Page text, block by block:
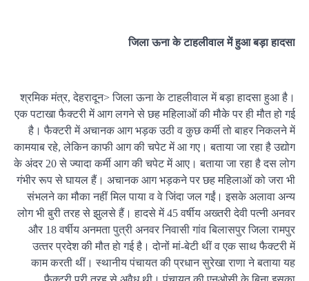
जिला ऊना के टाहलीवाल में हुआ बड़ा हादसा
श्रमिक मंत्र, देहरादून> जिला ऊना के टाहलीवाल में बड़ा हादसा हुआ है।
एक पटाखा फैक्‍टरी में आग लगने से छह महिलाओं की मौके पर ही मौत हो गई
है। फैक्‍टरी में अचानक आग भड़क उठी व कुछ कर्मी तो बाहर निकलने में
कामयाब रहे, लेकिन काफी आग की चपेट में आ गए। बताया जा रहा है उद्योग
के अंदर 20 से ज्‍यादा कर्मी आग की चपेट में आए। बताया जा रहा है दस लोग
गंभीर रूप से घायल हैं। अचानक आग भड़कने पर छह महिलाओं को जरा भी
संभलने का मौका नहीं मिल पाया व वे जिंदा जल गईं। इसके अलावा अन्‍य
लोग भी बुरी तरह से झुलसे हैं। हादसे में 45 वर्षीय अख्‍तरी देवी पत्‍नी अनवर
और 18 वर्षीय अनमता पुत्री अनवर निवासी गांव बिलासपुर जिला रामपुर
उत्‍तर प्रदेश की मौत हाे गई है। दोनों मां-बेटी थीं व एक साथ फैक्‍टरी में
काम करती थीं। स्‍थानीय पंचायत की प्रधान सुरेखा राणा ने बताया यह